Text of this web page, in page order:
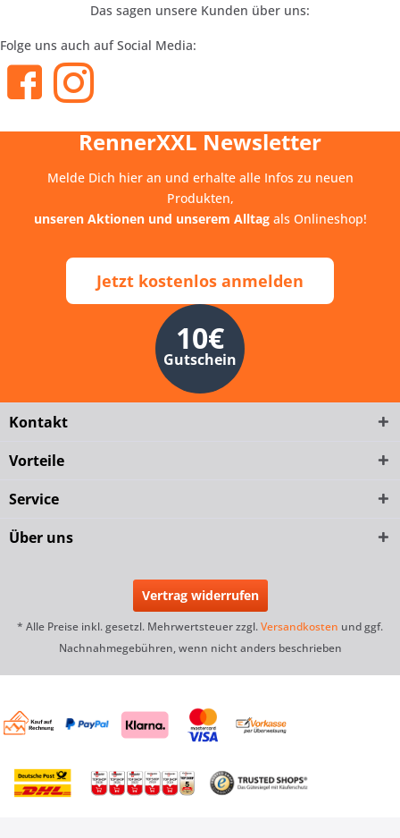
Das sagen unsere Kunden über uns:
Folge uns auch auf Social Media:
RennerXXL Newsletter
Melde Dich hier an und erhalte alle Infos zu neuen
Produkten,
unseren Aktionen und unserem Alltagals Onlineshop!
Jetzt kostenlos anmelden
10€
Gutschein
Kontakt
Vorteile
Service
Über uns
Vertrag widerrufen
* Alle Preise inkl. gesetzl. Mehrwertsteuer zzgl.Versandkosten und ggf.
Nachnahmegebühren, wenn nicht anders beschrieben